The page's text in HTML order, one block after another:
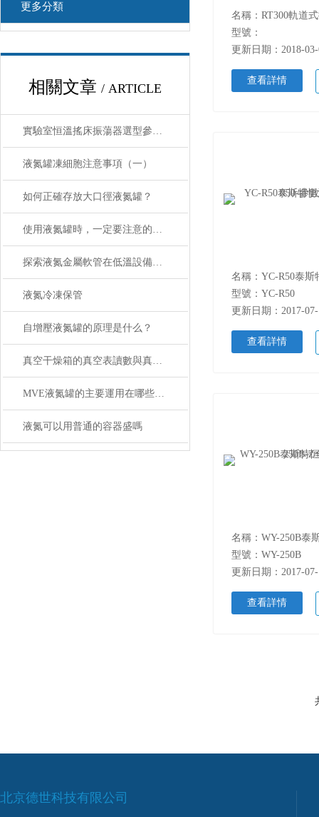
更多分類
相關文章 / ARTICLE
實驗室恒溫搖床振蕩器選型參數匯總表
液氮罐凍細胞注意事項（一）
如何正確存放大口徑液氮罐？
使用液氮罐時，一定要注意的一些事項
探索液氮金屬軟管在低溫設備中的特殊應用及優勢
液氮冷凍保管
自增壓液氮罐的原理是什么？
真空干燥箱的真空表讀數與真空度Pa該怎么樣換算
MVE液氮罐的主要運用在哪些領域
液氮可以用普通的容器盛嗎
名稱：RT300軌道
型號：
更新日期：2018-
查看詳情
型號：YC-R50
更新日期：2017-
查看詳情
型號：WY-250B
更新日期：2017-
查看詳情
北京德世科技有限公司